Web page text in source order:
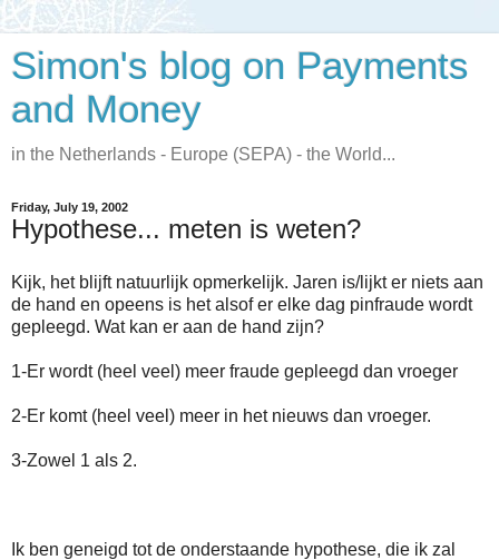
Simon's blog on Payments
and Money
in the Netherlands - Europe (SEPA) - the World...
Friday, July 19, 2002
Hypothese... meten is weten?
Kijk, het blijft natuurlijk opmerkelijk. Jaren is/lijkt er niets aan
de hand en opeens is het alsof er elke dag pinfraude wordt
gepleegd. Wat kan er aan de hand zijn?
1-Er wordt (heel veel) meer fraude gepleegd dan vroeger
2-Er komt (heel veel) meer in het nieuws dan vroeger.
3-Zowel 1 als 2.
Ik ben geneigd tot de onderstaande hypothese, die ik zal